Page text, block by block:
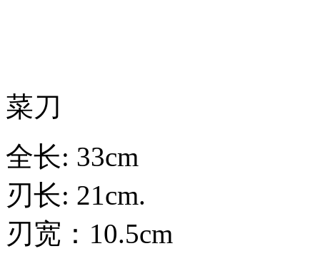
菜刀
全长: 33cm
刃长: 21cm.
刃宽：10.5cm